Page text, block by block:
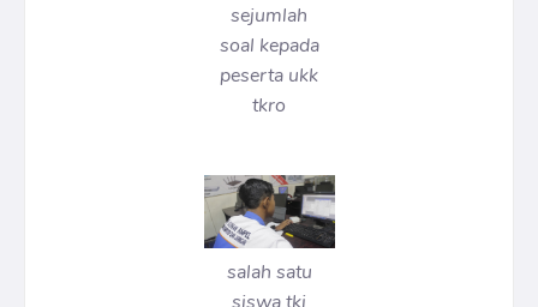
sejumlah
soal kepada
peserta ukk
tkro
salah satu